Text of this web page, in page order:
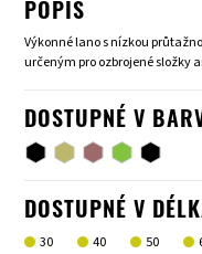
POPIS
Výkonné lano s nízkou
určeným pro ozbrojené složky
DOSTUPNÉ V
DOSTUPNÉ V
30 40 50